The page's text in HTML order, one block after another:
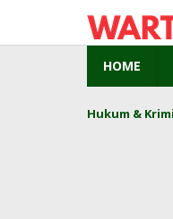
content
HOME
Hukum &